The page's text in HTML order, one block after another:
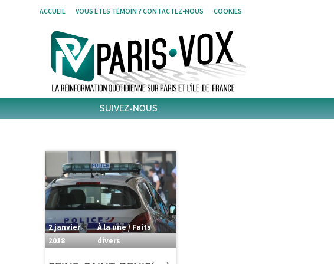
ACCUEIL VOUS ÊTES TÉMOIN ? CONTACTEZ-NOUS COOKIES
SUIVEZ-NOUS
Post
6,313
2 janvier
2018
À la une / Faits
divers